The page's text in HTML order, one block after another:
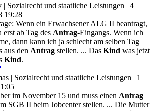
| Sozialrecht und staatliche Leistungen | 4
19:28
Wenn ein Erwachsener ALG II beantragt,
erst ab Tag des Antrag-Eingangs. Wenn ich
dann kann ich ja schlecht am selben Tag
aus den Antrag stellen. ... Das Kind was jetzt
Kind.
| Sozialrecht und staatliche Leistungen | 1
im November 15 und muss einen Antrag
SGB II beim Jobcenter stellen. ... Die Mutter